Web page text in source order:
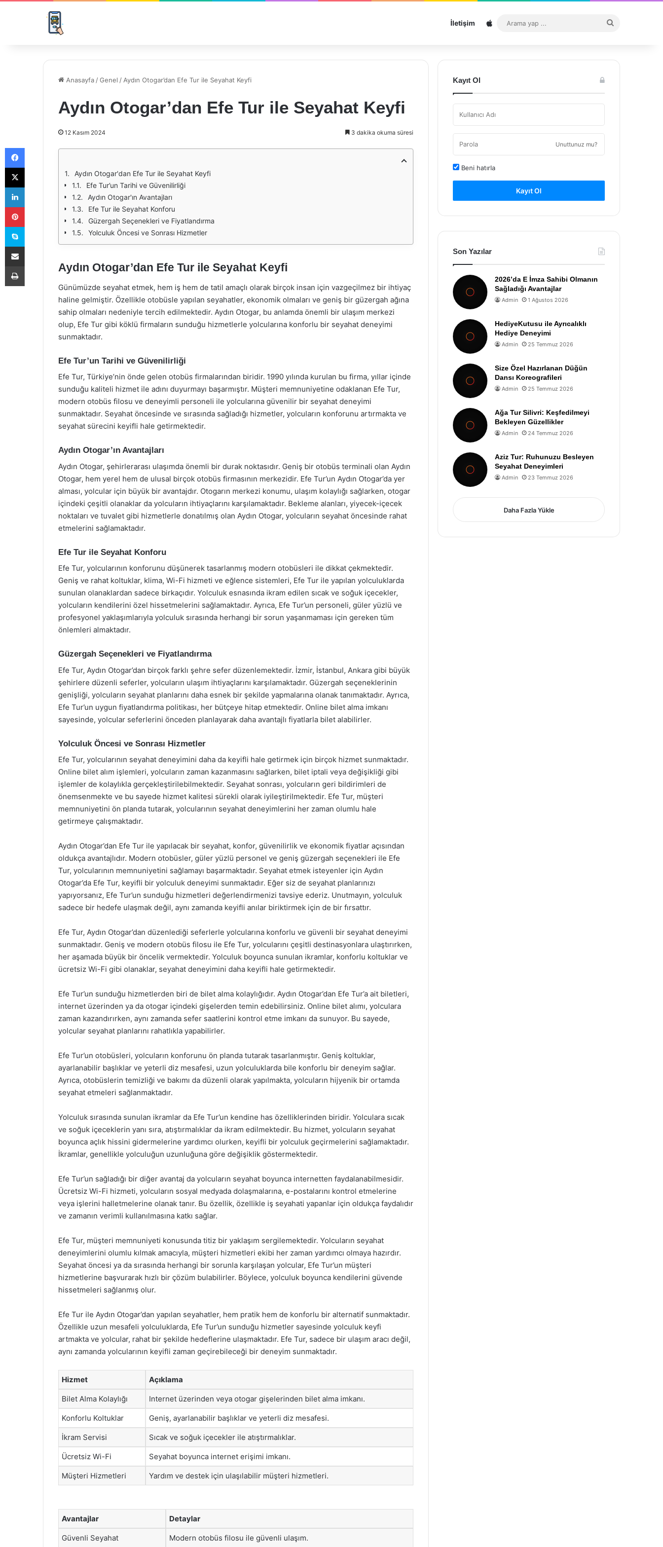
İletişim Sitemap
...
Anasayfa /Genel / Aydın Otogar’dan Efe Tur ile Seyahat Keyfi
Aydın Otogar’dan Efe Tur ile Seyahat Keyfi
12 Kasım 2024 3 dakika okuma süresi
Aydın Otogar'dan Efe Tur ile Seyahat Keyfi
Efe Tur’un Tarihi ve Güvenilirliği
Aydın Otogar'ın Avantajları
Efe Tur ile Seyahat Konforu
Güzergah Seçenekleri ve Fiyatlandırma
Yolculuk Öncesi ve Sonrası Hizmetler
Aydın Otogar’dan Efe Tur ile Seyahat Keyfi
Günümüzde seyahat etmek, hem iş hem de tatil amaçlı olarak birçok insan için vazgeçilmez bir ihtiyaç
haline gelmiştir. Özellikle otobüsle yapılan seyahatler, ekonomik olmaları ve geniş bir güzergah ağına
sahip olmaları nedeniyle tercih edilmektedir. Aydın Otogar, bu anlamda önemli bir ulaşım merkezi
olup, Efe Tur gibi köklü firmaların sunduğu hizmetlerle yolcularına konforlu bir seyahat deneyimi
sunmaktadır.
Efe Tur’un Tarihi ve Güvenilirliği
Efe Tur, Türkiye’nin önde gelen otobüs firmalarından biridir. 1990 yılında kurulan bu firma, yıllar içinde
sunduğu kaliteli hizmet ile adını duyurmayı başarmıştır. Müşteri memnuniyetine odaklanan Efe Tur,
modern otobüs filosu ve deneyimli personeli ile yolcularına güvenilir bir seyahat deneyimi
sunmaktadır. Seyahat öncesinde ve sırasında sağladığı hizmetler, yolcuların konforunu artırmakta ve
seyahat sürecini keyifli hale getirmektedir.
Aydın Otogar’ın Avantajları
Aydın Otogar, şehirlerarası ulaşımda önemli bir durak noktasıdır. Geniş bir otobüs terminali olan Aydın
Otogar, hem yerel hem de ulusal birçok otobüs firmasının merkezidir. Efe Tur’un Aydın Otogar’da yer
alması, yolcular için büyük bir avantajdır. Otogarın merkezi konumu, ulaşım kolaylığı sağlarken, otogar
içindeki çeşitli olanaklar da yolcuların ihtiyaçlarını karşılamaktadır. Bekleme alanları, yiyecek-içecek
noktaları ve tuvalet gibi hizmetlerle donatılmış olan Aydın Otogar, yolcuların seyahat öncesinde rahat
etmelerini sağlamaktadır.
Efe Tur ile Seyahat Konforu
Efe Tur, yolcularının konforunu düşünerek tasarlanmış modern otobüsleri ile dikkat çekmektedir.
Geniş ve rahat koltuklar, klima, Wi-Fi hizmeti ve eğlence sistemleri, Efe Tur ile yapılan yolculuklarda
sunulan olanaklardan sadece birkaçıdır. Yolculuk esnasında ikram edilen sıcak ve soğuk içecekler,
yolcuların kendilerini özel hissetmelerini sağlamaktadır. Ayrıca, Efe Tur’un personeli, güler yüzlü ve
profesyonel yaklaşımlarıyla yolculuk sırasında herhangi bir sorun yaşanmaması için gereken tüm
önlemleri almaktadır.
Güzergah Seçenekleri ve Fiyatlandırma
Efe Tur, Aydın Otogar’dan birçok farklı şehre sefer düzenlemektedir. İzmir, İstanbul, Ankara gibi büyük
şehirlere düzenli seferler, yolcuların ulaşım ihtiyaçlarını karşılamaktadır. Güzergah seçeneklerinin
genişliği, yolcuların seyahat planlarını daha esnek bir şekilde yapmalarına olanak tanımaktadır. Ayrıca,
Efe Tur’un uygun fiyatlandırma politikası, her bütçeye hitap etmektedir. Online bilet alma imkanı
sayesinde, yolcular seferlerini önceden planlayarak daha avantajlı fiyatlarla bilet alabilirler.
Yolculuk Öncesi ve Sonrası Hizmetler
Efe Tur, yolcularının seyahat deneyimini daha da keyifli hale getirmek için birçok hizmet sunmaktadır.
Online bilet alım işlemleri, yolcuların zaman kazanmasını sağlarken, bilet iptali veya değişikliği gibi
işlemler de kolaylıkla gerçekleştirilebilmektedir. Seyahat sonrası, yolcuların geri bildirimleri de
önemsenmekte ve bu sayede hizmet kalitesi sürekli olarak iyileştirilmektedir. Efe Tur, müşteri
memnuniyetini ön planda tutarak, yolcularının seyahat deneyimlerini her zaman olumlu hale
getirmeye çalışmaktadır.
Aydın Otogar’dan Efe Tur ile yapılacak bir seyahat, konfor, güvenilirlik ve ekonomik fiyatlar açısından
oldukça avantajlıdır. Modern otobüsler, güler yüzlü personel ve geniş güzergah seçenekleri ile Efe
Tur, yolcularının memnuniyetini sağlamayı başarmaktadır. Seyahat etmek isteyenler için Aydın
Otogar’da Efe Tur, keyifli bir yolculuk deneyimi sunmaktadır. Eğer siz de seyahat planlarınızı
yapıyorsanız, Efe Tur’un sunduğu hizmetleri değerlendirmenizi tavsiye ederiz. Unutmayın, yolculuk
sadece bir hedefe ulaşmak değil, aynı zamanda keyifli anılar biriktirmek için de bir fırsattır.
Efe Tur, Aydın Otogar’dan düzenlediği seferlerle yolcularına konforlu ve güvenli bir seyahat deneyimi
sunmaktadır. Geniş ve modern otobüs filosu ile Efe Tur, yolcularını çeşitli destinasyonlara ulaştırırken,
her aşamada büyük bir öncelik vermektedir. Yolculuk boyunca sunulan ikramlar, konforlu koltuklar ve
ücretsiz Wi-Fi gibi olanaklar, seyahat deneyimini daha keyifli hale getirmektedir.
Efe Tur’un sunduğu hizmetlerden biri de bilet alma kolaylığıdır. Aydın Otogar’dan Efe Tur’a ait biletleri,
internet üzerinden ya da otogar içindeki gişelerden temin edebilirsiniz. Online bilet alımı, yolculara
zaman kazandırırken, aynı zamanda sefer saatlerini kontrol etme imkanı da sunuyor. Bu sayede,
yolcular seyahat planlarını rahatlıkla yapabilirler.
Efe Tur’un otobüsleri, yolcuların konforunu ön planda tutarak tasarlanmıştır. Geniş koltuklar,
ayarlanabilir başlıklar ve yeterli diz mesafesi, uzun yolculuklarda bile konforlu bir deneyim sağlar.
Ayrıca, otobüslerin temizliği ve bakımı da düzenli olarak yapılmakta, yolcuların hijyenik bir ortamda
seyahat etmeleri sağlanmaktadır.
Yolculuk sırasında sunulan ikramlar da Efe Tur’un kendine has özelliklerinden biridir. Yolculara sıcak
ve soğuk içeceklerin yanı sıra, atıştırmalıklar da ikram edilmektedir. Bu hizmet, yolcuların seyahat
boyunca açlık hissini gidermelerine yardımcı olurken, keyifli bir yolculuk geçirmelerini sağlamaktadır.
İkramlar, genellikle yolculuğun uzunluğuna göre değişiklik göstermektedir.
Efe Tur’un sağladığı bir diğer avantaj da yolcuların seyahat boyunca internetten faydalanabilmesidir.
Ücretsiz Wi-Fi hizmeti, yolcuların sosyal medyada dolaşmalarına, e-postalarını kontrol etmelerine
veya işlerini halletmelerine olanak tanır. Bu özellik, özellikle iş seyahati yapanlar için oldukça faydalıdır
ve zamanın verimli kullanılmasına katkı sağlar.
Efe Tur, müşteri memnuniyeti konusunda titiz bir yaklaşım sergilemektedir. Yolcuların seyahat
deneyimlerini olumlu kılmak amacıyla, müşteri hizmetleri ekibi her zaman yardımcı olmaya hazırdır.
Seyahat öncesi ya da sırasında herhangi bir sorunla karşılaşan yolcular, Efe Tur’un müşteri
hizmetlerine başvurarak hızlı bir çözüm bulabilirler. Böylece, yolculuk boyunca kendilerini güvende
hissetmeleri sağlanmış olur.
Efe Tur ile Aydın Otogar’dan yapılan seyahatler, hem pratik hem de konforlu bir alternatif sunmaktadır.
Özellikle uzun mesafeli yolculuklarda, Efe Tur’un sunduğu hizmetler sayesinde yolculuk keyfi
artmakta ve yolcular, rahat bir şekilde hedeflerine ulaşmaktadır. Efe Tur, sadece bir ulaşım aracı değil,
aynı zamanda yolcularının keyifli zaman geçirebileceği bir deneyim sunmaktadır.
Hizmet Açıklama
Bilet Alma Kolaylığı Internet üzerinden veya otogar gişelerinden bilet alma imkanı.
Konforlu Koltuklar Geniş, ayarlanabilir başlıklar ve yeterli diz mesafesi.
İkram Servisi Sıcak ve soğuk içecekler ile atıştırmalıklar.
Ücretsiz Wi-Fi Seyahat boyunca internet erişimi imkanı.
Müşteri Hizmetleri Yardım ve destek için ulaşılabilir müşteri hizmetleri.
Avantajlar Detaylar
Güvenli Seyahat Modern otobüs filosu ile güvenli ulaşım.
Kayıt Ol
Unuttunuz mu?
Beni hatırla
Kayıt Ol
Son Yazılar
2026’da E İmza Sahibi Olmanın
Sağladığı Avantajlar
Admin 1 Ağustos 2026
HediyeKutusu ile Ayrıcalıklı
Hediye Deneyimi
Admin 25 Temmuz 2026
Size Özel Hazırlanan Düğün
Dansı Koreografileri
Admin 25 Temmuz 2026
Ağa Tur Silivri: Keşfedilmeyi
Bekleyen Güzellikler
Admin 24 Temmuz 2026
Aziz Tur: Ruhunuzu Besleyen
Seyahat Deneyimleri
Admin 23 Temmuz 2026
Daha Fazla Yükle
Facebook
X
LinkedIn
Pinterest
Skype
E-Posta ile paylaş